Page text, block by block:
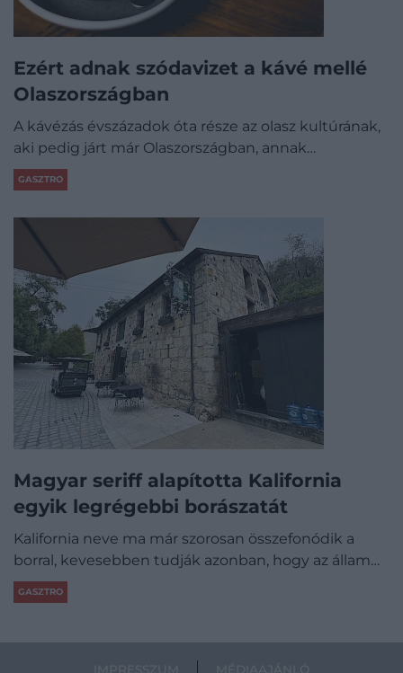
Ezért adnak szódavizet a kávé mellé
Olaszországban
A kávézás évszázadok óta része az olasz kultúrának,
aki pedig járt már Olaszországban, annak…
GASZTRO
Magyar seriff alapította Kalifornia
egyik legrégebbi borászatát
Kalifornia neve ma már szorosan összefonódik a
borral, kevesebben tudják azonban, hogy az állam…
GASZTRO